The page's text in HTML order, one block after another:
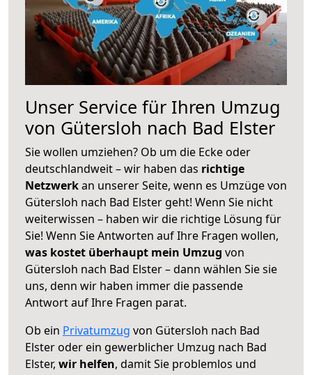
Unser Service für Ihren Umzug
von Gütersloh nach Bad Elster
Sie wollen umziehen? Ob um die Ecke oder
deutschlandweit – wir haben das richtige
Netzwerkan unserer Seite, wenn es Umzüge von
Gütersloh nach Bad Elster geht! Wenn Sie nicht
weiterwissen – haben wir die richtige Lösung für
Sie! Wenn Sie Antworten auf Ihre Fragen wollen,
was kostet überhaupt mein Umzug von
Gütersloh nach Bad Elster – dann wählen Sie sie
uns, denn wir haben immer die passende
Antwort auf Ihre Fragen parat.
Ob ein Privatumzug von Gütersloh nach Bad
Elster oder ein gewerblicher Umzug nach Bad
Elster, wir helfen, damit Sie problemlos und